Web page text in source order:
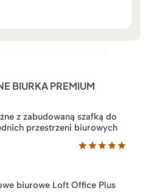
BIURKA PREMIUM
z zabudowaną szafką do
przestrzeni biurowych
na
podstawie
biurowe Loft Office Plus